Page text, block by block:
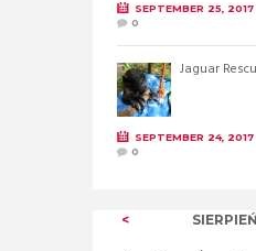
SEPTEMBER 25, 2017
0
Jaguar
SEPTEMBER 24, 2017
0
SIERPIEŃ